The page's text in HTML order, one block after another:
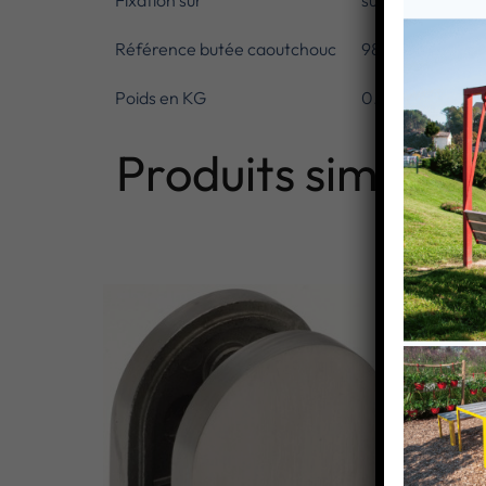
Référence butée caoutchouc 980600
Poids en KG 0.24
Produits